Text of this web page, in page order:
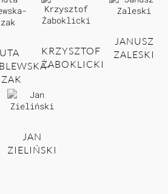
KRZYSZTOF
ŻABOKLICKI
JANUSZ
ZALESKI
JAN
ZIELIŃSKI